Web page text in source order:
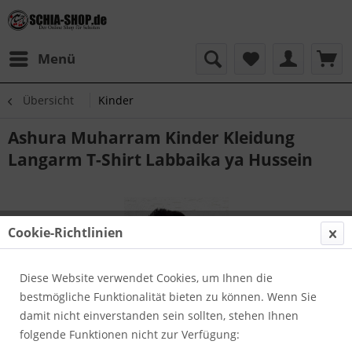
Menü
Übersicht Kinder
Ashura Muharram Kinder Kleidung
Langarm T-Shirt Labbaika ya Hussein
Cookie-Richtlinien
Diese Website verwendet Cookies, um Ihnen die
bestmögliche Funktionalität bieten zu können. Wenn Sie
damit nicht einverstanden sein sollten, stehen Ihnen
folgende Funktionen nicht zur Verfügung: